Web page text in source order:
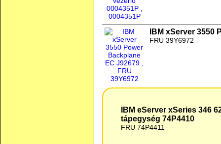
IBM xServer 3550
FRU 39Y6972
IBM eServer xSeries 346
tápegység 74P4410
FRU 74P4411